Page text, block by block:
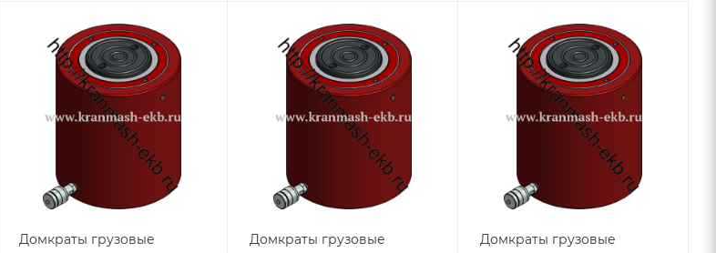
Домкраты грузовые
Домкраты грузовые
Домкраты грузовые